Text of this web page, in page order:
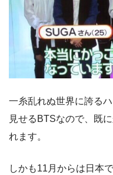
一糸乱れぬ世界に誇る
見せるBTSなので、既
れます。
しかも11月からは日本